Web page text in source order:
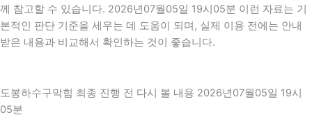
께 참고할 수 있습니다. 2026년07월05일 19시05분 이런 자료는 기
본적인 판단 기준을 세우는 데 도움이 되며, 실제 이용 전에는 안내
받은 내용과 비교해서 확인하는 것이 좋습니다.
도봉하수구막힘 최종 진행 전 다시 볼 내용 2026년07월05일 19시
05분